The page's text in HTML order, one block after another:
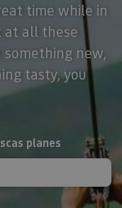
time while in
at all these
something new,
tasty, you
planes